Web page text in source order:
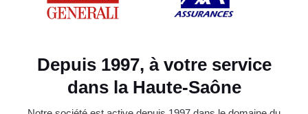
Depuis 1997, à votre service
dans la Haute-Saône